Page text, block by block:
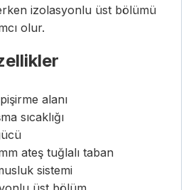
izolasyonlu üst bölümü
olur.
alanı
sıcaklığı
ateş tuğlalı taban
sistemi